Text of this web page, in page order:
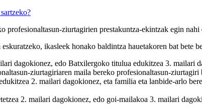
profesionaltasun-ziurtagirien prestakuntza-ekintzak egin nahi
ikasleek honako baldintza hauetakoren bat bete
dagokionez, edo Batxilergoko titulua edukitzea 3. mailari
ziurtagiriaren maila bereko profesionaltasun-ziurtagiri
2. mailari dagokionez, eta familia eta lanbide-arlo
2. mailari dagokionez, edo goi-mailakoa 3. mailari